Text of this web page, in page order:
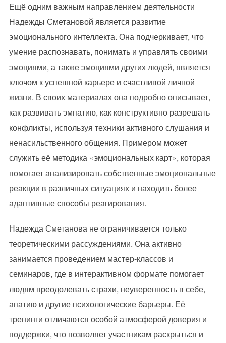
Ещё одним важным направлением деятельности
Надежды Сметановой является развитие
эмоционального интеллекта. Она подчеркивает, что
умение распознавать, понимать и управлять своими
эмоциями, а также эмоциями других людей, является
ключом к успешной карьере и счастливой личной
жизни. В своих материалах она подробно описывает,
как развивать эмпатию, как конструктивно разрешать
конфликты, используя техники активного слушания и
ненасильственного общения. Примером может
служить её методика «эмоциональных карт», которая
помогает анализировать собственные эмоциональные
реакции в различных ситуациях и находить более
адаптивные способы реагирования.
Надежда Сметанова не ограничивается только
теоретическими рассуждениями. Она активно
занимается проведением мастер-классов и
семинаров, где в интерактивном формате помогает
людям преодолевать страхи, неуверенность в себе,
апатию и другие психологические барьеры. Её
тренинги отличаются особой атмосферой доверия и
поддержки, что позволяет участникам раскрыться и